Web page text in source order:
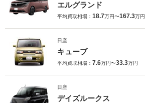
エルグランド
平均買取相場： 18.7万円〜167.3万円
日産
キューブ
平均買取相場： 7.6万円〜33.3万円
日産
デイズルークス